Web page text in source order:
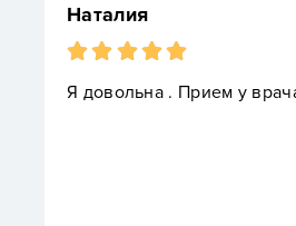
Наталия
Я довольна . Прием у